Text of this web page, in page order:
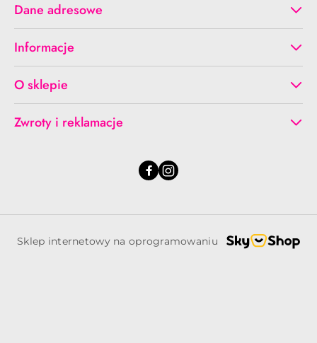
Dane adresowe
Informacje
O sklepie
Zwroty i reklamacje
Sklep internetowy na oprogramowaniu